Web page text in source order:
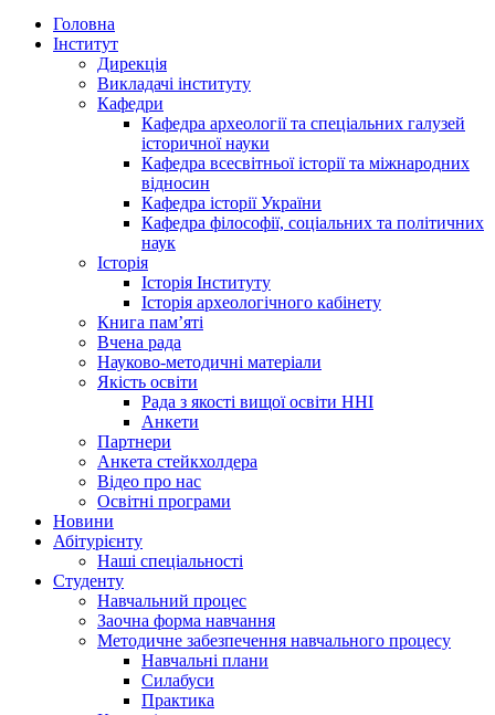
Головна
Інститут
Дирекція
Викладачі інституту
Кафедри
Кафедра археології та спеціальних галузей
історичної науки
Кафедра всесвітньої історії та міжнародних
відносин
Кафедра історії України
Кафедра філософії, соціальних та політичних
наук
Історія
Історія Інституту
Історія археологічного кабінету
Книга памʼяті
Вчена рада
Науково-методичні матеріали
Якість освіти
Рада з якості вищої освіти ННІ
Анкети
Партнери
Анкета стейкхолдера
Відео про нас
Освітні програми
Hовини
Абітурієнту
Наші спеціальності
Студенту
Навчальний процес
Заочна форма навчання
Методичне забезпечення навчального процесу
Навчальні плани
Силабуси
Практика